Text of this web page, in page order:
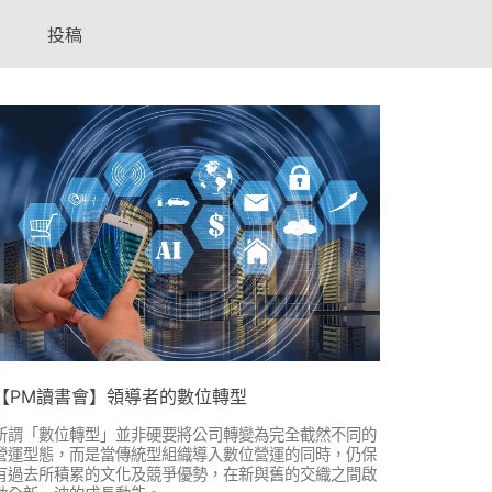
投稿
【PM讀書會】領導者的數位轉型
謂「數位轉型」並非硬要將公司轉變為完全截然不同的
運型態，而是當傳統型組織導入數位營運的同時，仍保
過去所積累的文化及競爭優勢，在新與舊的交織之間啟